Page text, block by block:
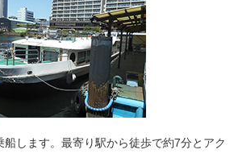
します。最寄り駅から徒歩で約7分とアク